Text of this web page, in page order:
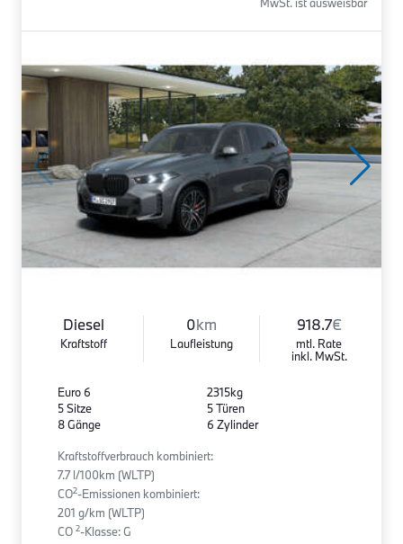
MwSt. ist ausweisbar
Diesel
Kraftstoff
0km
Laufleistung
918.7€
mtl. Rate
inkl. MwSt.
Euro 6
5 Sitze
8 Gänge
2315kg
5 Türen
6 Zylinder
Kraftstoffverbrauch kombiniert:
7.7 l/100km (WLTP)
CO2-Emissionen kombiniert:
201 g/km (WLTP)
CO 2-Klasse: G